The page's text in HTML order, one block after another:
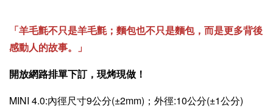
「羊毛氈不只是羊毛氈；麵包也不只是麵包，而是更多背後
感動人的故事。」
開放網路排單下訂，現烤現做！
MINI 4.0:內徑尺寸9公分(±2mm)；外徑:10公分(±1公分)